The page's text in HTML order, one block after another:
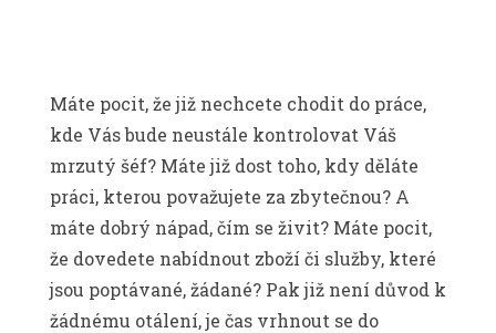
Máte pocit, že již nechcete chodit do práce,
kde Vás bude neustále kontrolovat Váš
mrzutý šéf? Máte již dost toho, kdy děláte
práci, kterou považujete za zbytečnou? A
máte dobrý nápad, čím se živit? Máte pocit,
že dovedete nabídnout zboží či služby, které
jsou poptávané, žádané? Pak již není důvod k
žádnému otálení, je čas vrhnout se do